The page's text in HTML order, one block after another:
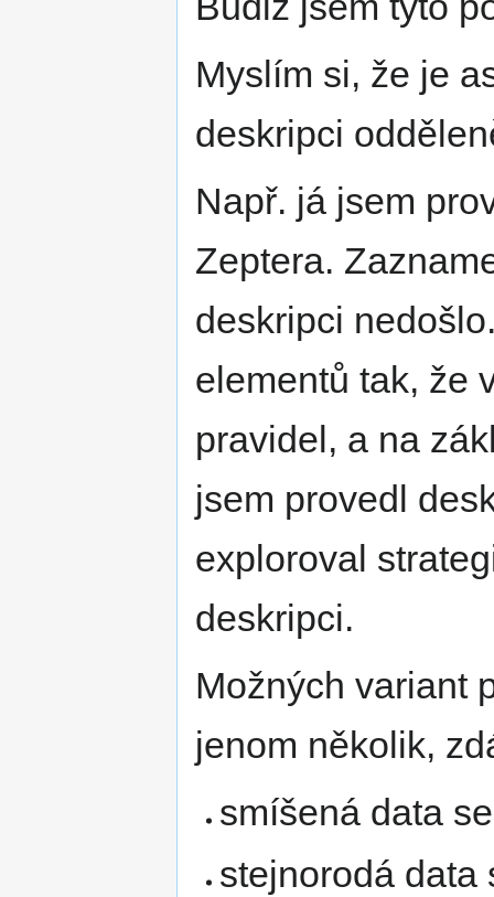
Myslím si, že je
deskripci
Např. já jsem
Zeptera.
deskripci
elementů tak, že
pravidel, a na
jsem provedl
exploroval
deskripci.
Možných variant
jenom několik,
smíšená data
stejnorodá data